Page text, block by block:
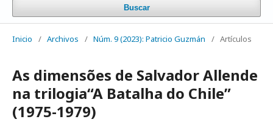
Buscar
Inicio / Archivos / Núm. 9 (2023): Patricio Guzmán / Artículos
As dimensões de Salvador Allende
na trilogia“A Batalha do Chile”
(1975-1979)